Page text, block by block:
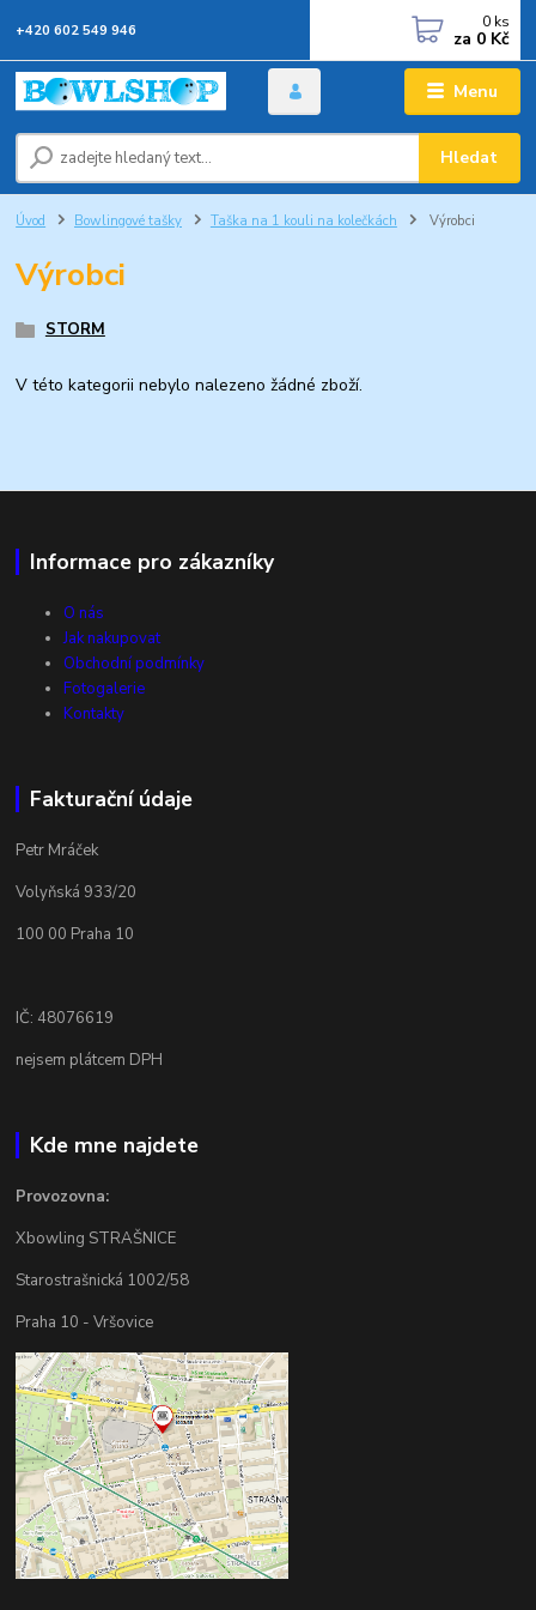
Menu
Hledat
+420 602 549 946 0 ks
za 0 Kč
Úvod Bowlingové tašky Taška na 1 kouli na kolečkách Výrobci
Výrobci
STORM
V této kategorii nebylo nalezeno žádné zboží.
Informace pro zákazníky
O nás
Jak nakupovat
Obchodní podmínky
Fotogalerie
Kontakty
Fakturační údaje
Petr Mráček
Volyňská 933/20
100 00 Praha 10
IČ: 48076619
nejsem plátcem DPH
Kde mne najdete
Provozovna:
Xbowling STRAŠNICE
Starostrašnická 1002/58
Praha 10 - Vršovice